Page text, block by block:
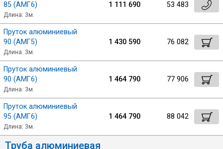
85 (АМГ6)
Длина: 3м.
1 111 690 53 483
Пруток алюминиевый
90 (АМГ5)
Длина: 3м.
1 430 590 76 082
Пруток алюминиевый
90 (АМГ6)
Длина: 3м.
1 464 790 77 906
Пруток алюминиевый
95 (АМГ6)
Длина: 3м.
1 464 790 88 042
Труба алюминиевая